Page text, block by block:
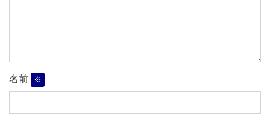
名前 ※